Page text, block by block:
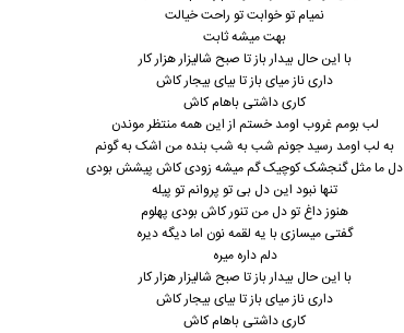
نمیام تو خوابت تو راحت خیالت
بهت میشه ثابت
با این حال بیدار باز تا صبح شالیزار هزار کار
داری ناز میای باز تا بیای بیجار کاش
کاری داشتی باهام کاش
لب بومم غروب اومد خستم از این همه منتظر موندن
به لب اومد رسید جونم شب به شب بنده من اشک به گونم
دل ما مثل گنجشک کوچیک گم میشه زودی کاش پیشش بودی
تنها نبود این دل بی تو پروانم تو پیله
هنوز داغ تو دل من تنور کاش بودی پهلوم
گفتی میسازی با یه لقمه نون اما دیگه دیره
دلم داره میره
با این حال بیدار باز تا صبح شالیزار هزار کار
داری ناز میای باز تا بیای بیجار کاش
کاری داشتی باهام کاش